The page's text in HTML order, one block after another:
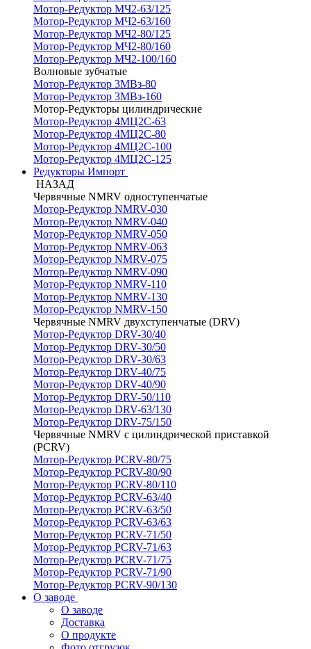
Мотор-Редуктор МЧ2-63/125
Мотор-Редуктор МЧ2-63/160
Мотор-Редуктор МЧ2-80/125
Мотор-Редуктор МЧ2-80/160
Мотор-Редуктор МЧ2-100/160
Волновые зубчатые
Мотор-Редуктор 3МВз-80
Мотор-Редуктор 3МВз-160
Мотор-Редукторы цилиндрические
Мотор-Редуктор 4МЦ2С-63
Мотор-Редуктор 4МЦ2С-80
Мотор-Редуктор 4МЦ2С-100
Мотор-Редуктор 4МЦ2С-125
Редукторы Импорт
НАЗАД
Червячные NMRV одноступенчатые
Мотор-Редуктор NMRV-030
Мотор-Редуктор NMRV-040
Мотор-Редуктор NMRV-050
Мотор-Редуктор NMRV-063
Мотор-Редуктор NMRV-075
Мотор-Редуктор NMRV-090
Мотор-Редуктор NMRV-110
Мотор-Редуктор NMRV-130
Мотор-Редуктор NMRV-150
Червячные NMRV двухступенчатые (DRV)
Мотор-Редуктор DRV-30/40
Мотор-Редуктор DRV-30/50
Мотор-Редуктор DRV-30/63
Мотор-Редуктор DRV-40/75
Мотор-Редуктор DRV-40/90
Мотор-Редуктор DRV-50/110
Мотор-Редуктор DRV-63/130
Мотор-Редуктор DRV-75/150
Червячные NMRV с цилиндрической приставкой
(PCRV)
Мотор-Редуктор PCRV-80/75
Мотор-Редуктор PCRV-80/90
Мотор-Редуктор PCRV-80/110
Мотор-Редуктор PCRV-63/40
Мотор-Редуктор PCRV-63/50
Мотор-Редуктор PCRV-63/63
Мотор-Редуктор PCRV-71/50
Мотор-Редуктор PCRV-71/63
Мотор-Редуктор PCRV-71/75
Мотор-Редуктор PCRV-71/90
Мотор-Редуктор PCRV-90/130
О заводе
О заводе
Доставка
О продукте